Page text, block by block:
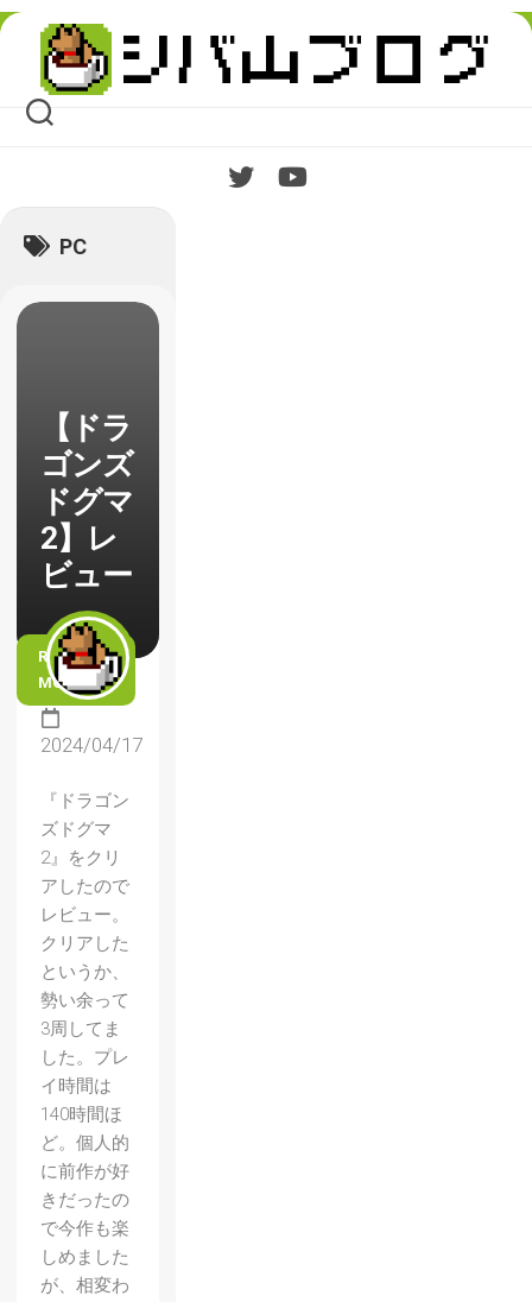
Skip
content
PC
【ドラ
ゴンズ
ドグマ
2】レ
ビュー
READ
MORE
2024/04/17
『ドラゴン
ズドグマ
2』をクリ
アしたので
レビュー。
クリアした
というか、
勢い余って
3周してま
した。プレ
イ時間は
140時間ほ
ど。個人的
に前作が好
きだったの
で今作も楽
しめました
が、相変わ